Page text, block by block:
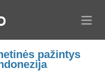
pažintys